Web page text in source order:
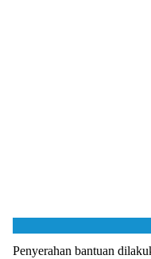
Penyerahan bantuan